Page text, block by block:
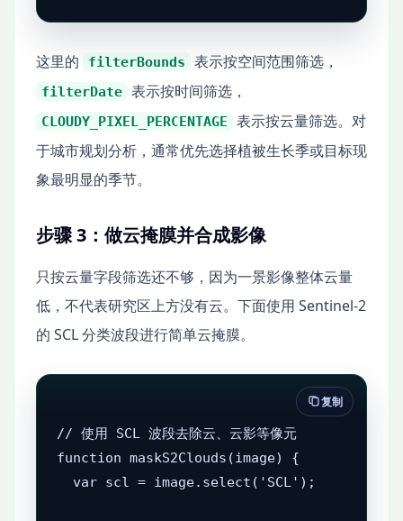
这里的 filterBounds 表示按空间范围筛选，
filterDate 表示按时间筛选，
CLOUDY_PIXEL_PERCENTAGE
表示按云量筛选。对
于城市规划分析，通常优先选择植被生长季或目标现
象最明显的季节。
步骤 3：做云掩膜并合成影像
只按云量字段筛选还不够，因为一景影像整体云量
低，不代表研究区上方没有云。下面使用 Sentinel-2
的 SCL 分类波段进行简单云掩膜。
// 使用 SCL 波段去除云、云影等像元
function maskS2Clouds(image) {
  var scl = image.select('SCL');
复制